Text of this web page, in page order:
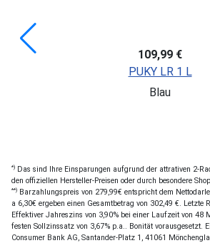
109,99 €
PUKY LR 1 L
Blau
*) Das sind Ihre Einsparungen aufgrund der attrativen 2-
den offiziellen Hersteller-Preisen oder durch besondere
**) Barzahlungspreis von 279,99€ entspricht dem
a 6,30€ ergeben einen Gesamtbetrag von 302,49 €. Letzte
Effektiver Jahreszins von 3,90% bei einer Laufzeit von 48
festen Sollzinssatz von 3,67% p.a.. Bonität vorausgesetzt.
Consumer Bank AG, Santander-Platz 1, 41061